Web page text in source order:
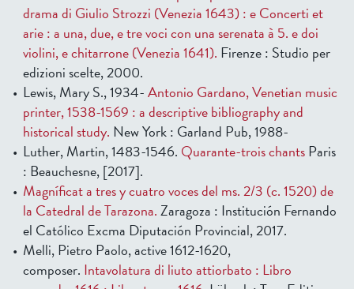
drama di Giulio Strozzi (Venezia 1643) : e Concerti et
arie : a una, due, e tre voci con una serenata à 5. e doi
violini, e chitarrone (Venezia 1641). Firenze : Studio per
edizioni scelte, 2000.
Lewis, Mary S., 1934-Antonio Gardano, Venetian music
printer, 1538-1569 : a descriptive bibliography and
historical study. New York : Garland Pub, 1988-
Luther, Martin, 1483-1546. Quarante-trois chantsParis
: Beauchesne, [2017].
Magníficat a tres y cuatro voces del ms. 2/3 (c. 1520) de
la Catedral de Tarazona.Zaragoza : Institución Fernando
el Católico Excma Diputación Provincial, 2017.
Melli, Pietro Paolo, active 1612-1620,
composer. Intavolatura di liuto attiorbato : Libro